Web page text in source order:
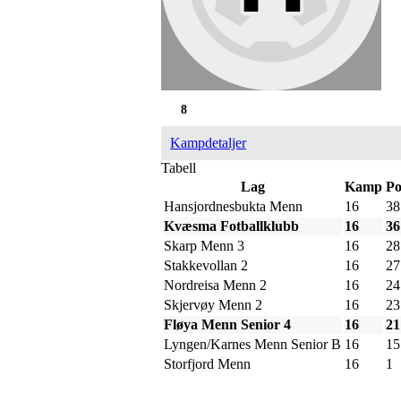
8
Kampdetaljer
Tabell
Lag
Kamp
Hansjordnesbukta Menn
16
38
Kvæsma Fotballklubb
16
36
Skarp Menn 3
16
28
Stakkevollan 2
16
27
Nordreisa Menn 2
16
24
Skjervøy Menn 2
16
23
Fløya Menn Senior 4
16
21
Lyngen/Karnes Menn Senior B 16
15
Storfjord Menn
16 1